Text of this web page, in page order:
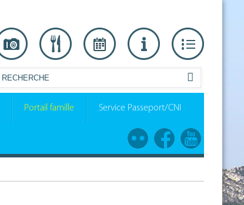
Portail famille Service Passeport/CNI